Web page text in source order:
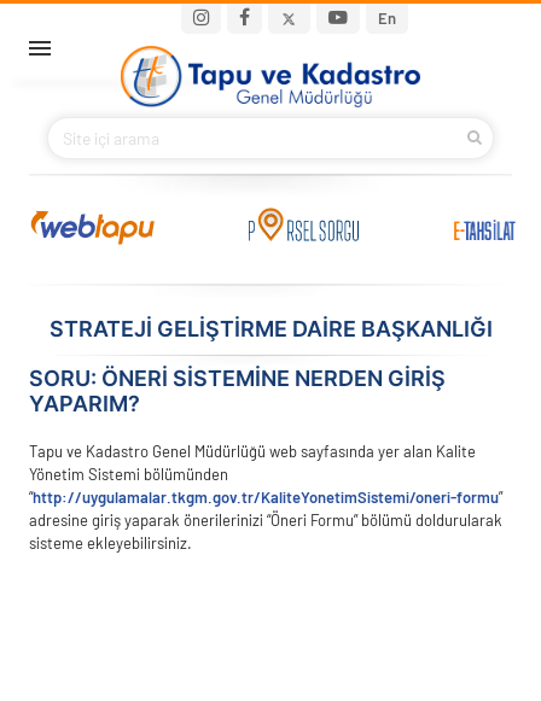
En
Main navigation
BAKANIMIZ
KURUMSAL
İLETIŞIM
S.S.S.
STRATEJİ GELİŞTİRME DAİRE BAŞKANLIĞI
SORU: ÖNERI SISTEMINE NERDEN GIRIŞ
YAPARIM?
Tapu ve Kadastro Genel Müdürlüğü web sayfasında yer alan Kalite
Yönetim Sistemi bölümünden
“http://uygulamalar.tkgm.gov.tr/KaliteYonetimSistemi/oneri-formu”
adresine giriş yaparak önerilerinizi “Öneri Formu” bölümü doldurularak
sisteme ekleyebilirsiniz.